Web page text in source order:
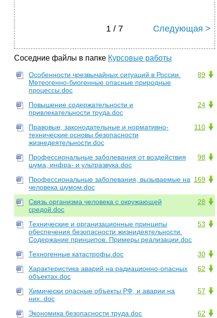
1 / 7 Следующая >
Соседние файлы в папке Курсовые работы
89
Особенности чрезвычайных ситуаций в России.
Метеогенно-биогенные опасные природные
процессы.doc
24
Повышение содержательности и
привлекательности труда.doc
110
Правовые, законодательные и нормативно-
технические основы безопасности
жизнедеятельности.doc
98
Профессиональные заболевания от воздействия
шума, инфра- и ультразвука.doc
169
Профессиональные заболевания, вызываемые на
человека шумом.doc
28
Связь организма человека с окружающей
средой.doc
53
Технические и организационные принципы
обеспечения безопасности жизнидеятельности.
Содержание принципов. Примеры реализации.doc
30
Техногенные катастрофы.doc
62
Характеристика аварий на радиационно-опасных
объектах.doc
57
Химически опасные объекты РФ, и аварии на
них..doc
62
Экономика безопасности труда.doc